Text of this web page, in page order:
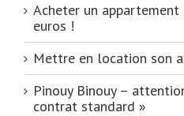
Acheter un appartement
euros !
Mettre en location son
Pinouy Binouy –
contrat standard »